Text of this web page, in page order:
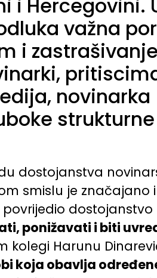
i Hercegovini.
važna
i
novinarka
dostojanstva
smislu je značajano
dostojanstvo
ponižavati i biti
Harunu
koja obavlja